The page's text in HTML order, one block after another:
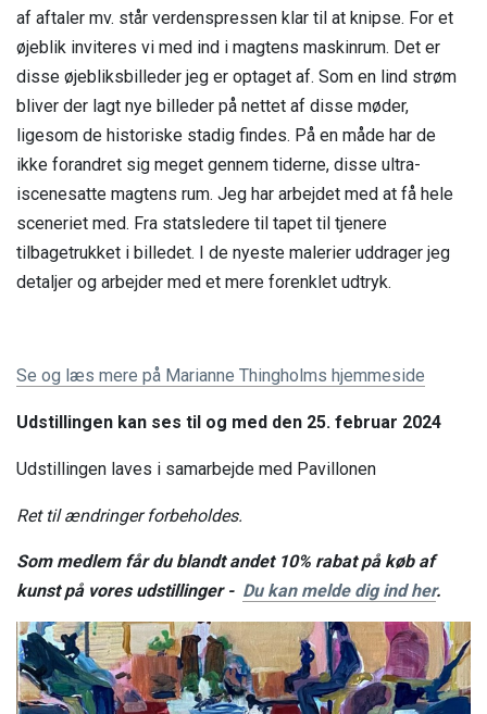
af aftaler mv. står verdenspressen klar til at knipse. For et
øjeblik inviteres vi med ind i magtens maskinrum. Det er
disse øjebliksbilleder jeg er optaget af. Som en lind strøm
bliver der lagt nye billeder på nettet af disse møder,
ligesom de historiske stadig findes. På en måde har de
ikke forandret sig meget gennem tiderne, disse ultra-
iscenesatte magtens rum. Jeg har arbejdet med at få hele
sceneriet med. Fra statsledere til tapet til tjenere
tilbagetrukket i billedet. I de nyeste malerier uddrager jeg
detaljer og arbejder med et mere forenklet udtryk.
Se og læs mere på Marianne Thingholms hjemmeside
Udstillingen kan ses til og med den 25. februar 2024
Udstillingen laves i samarbejde med Pavillonen
Ret til ændringer forbeholdes.
Som medlem får du blandt andet 10% rabat på køb af
kunst på vores udstillinger - Du kan melde dig ind her.